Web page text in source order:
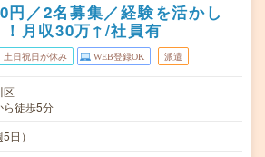
円／2名募集／経験を活かし
月収30万↑/社員有
土日祝日が休み WEB登録OK 派遣
区
ら徒歩5分
日）